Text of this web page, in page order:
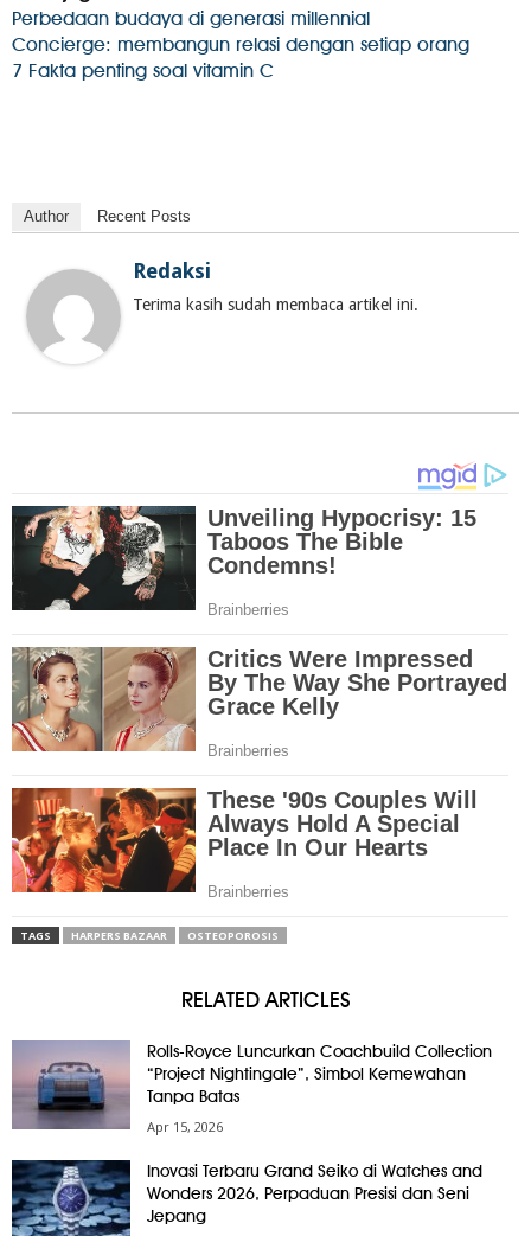
Perbedaan budaya di generasi millennial
Concierge: membangun relasi dengan setiap orang
7 Fakta penting soal vitamin C
Author Recent Posts
Redaksi
Terima kasih sudah membaca artikel ini.
TAGS HARPERS BAZAAR OSTEOPOROSIS
RELATED ARTICLES
Rolls-Royce Luncurkan Coachbuild Collection
“Project Nightingale”, Simbol Kemewahan
Tanpa Batas
Apr 15, 2026
Inovasi Terbaru Grand Seiko di Watches and
Wonders 2026, Perpaduan Presisi dan Seni
Jepang